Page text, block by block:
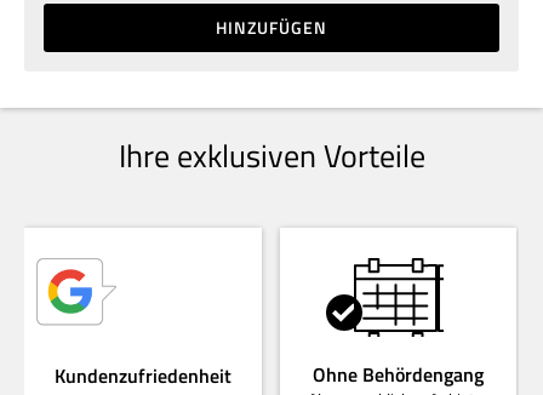
HINZUFÜGEN
Ihre exklusiven Vorteile
Kundenzufriedenheit Ohne Behördengang